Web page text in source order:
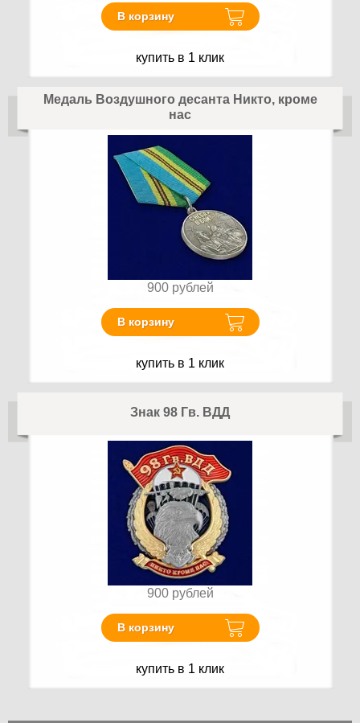
В корзину
купить в 1 клик
Медаль Воздушного десанта Никто, кроме
нас
900 рублей
В корзину
купить в 1 клик
Знак 98 Гв. ВДД
900 рублей
В корзину
купить в 1 клик